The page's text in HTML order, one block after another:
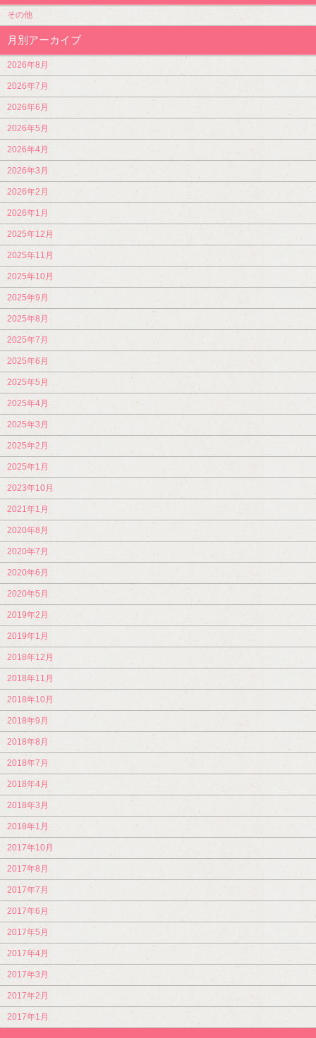
その他
月別アーカイブ
2026年8月
2026年7月
2026年6月
2026年5月
2026年4月
2026年3月
2026年2月
2026年1月
2025年12月
2025年11月
2025年10月
2025年9月
2025年8月
2025年7月
2025年6月
2025年5月
2025年4月
2025年3月
2025年2月
2025年1月
2023年10月
2021年1月
2020年8月
2020年7月
2020年6月
2020年5月
2019年2月
2019年1月
2018年12月
2018年11月
2018年10月
2018年9月
2018年8月
2018年7月
2018年4月
2018年3月
2018年1月
2017年10月
2017年8月
2017年7月
2017年6月
2017年5月
2017年4月
2017年3月
2017年2月
2017年1月